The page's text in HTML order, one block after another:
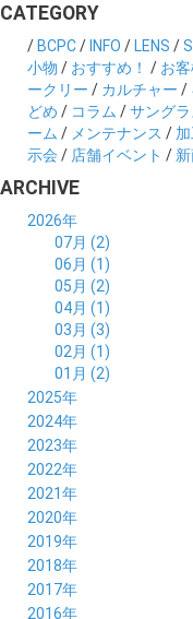
CATEGORY
/ BCPC/ INFO / LENS /
小物 / おすすめ！ / お客
ークリー / カルチャー /
どめ / コラム /サングラ
ーム / メンテナンス /
示会 / 店舗イベント / 新
ARCHIVE
2026年
07月 (2)
06月 (1)
05月 (2)
04月 (1)
03月 (3)
02月 (1)
01月 (2)
2025年
12月 (2)
11月 (2)
10月 (3)
09月 (3)
08月 (4)
07月 (4)
06月 (4)
05月 (4)
04月 (1)
2024年
12月 (6)
11月 (5)
10月 (4)
09月 (6)
08月 (5)
07月 (5)
06月 (4)
05月 (3)
2023年
12月 (5)
11月 (4)
10月 (5)
09月 (6)
08月 (7)
07月 (7)
06月 (7)
2022年
12月 (9)
11月 (5)
10月 (8)
09月 (7)
08月 (5)
07月 (9)
2021年
12月 (5)
11月 (5)
10月 (5)
09月 (5)
08月 (11)
2020年
12月 (7)
11月 (6)
10月 (8)
09月 (10)
2019年
12月 (8)
11月 (9)
10月 (9)
2018年
12月 (8)
11月 (8)
2017年
12月 (7)
2016年